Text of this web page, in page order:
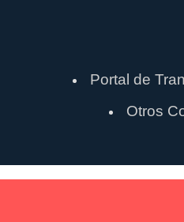
Portal de
Otros